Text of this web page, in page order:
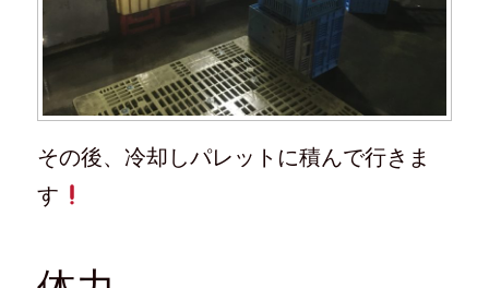
その後、冷却しパレットに積んで行きま
す